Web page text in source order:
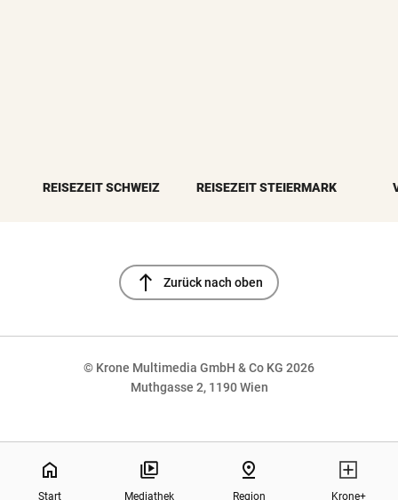
REISEZEIT SCHWEIZ REISEZEIT STEIERMARK
north Zurück nach oben
© Krone Multimedia GmbH & Co KG 2026
Muthgasse 2, 1190 Wien
home
Start Mediathek
pin_drop
Region Krone+
NaN%